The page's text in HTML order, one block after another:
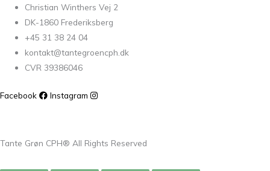
Christian Winthers Vej 2
DK-1860 Frederiksberg
+45 31 38 24 04
kontakt@tantegroencph.dk
CVR 39386046
Facebook Instagram
Tante Grøn CPH® All Rights Reserved